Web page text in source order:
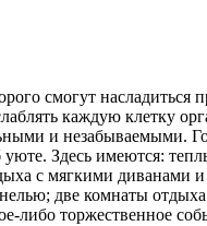
смогут
каждую клетку
и незабываемыми.
Здесь имеются:
с мягкими диванами
две комнаты
либо торжественное